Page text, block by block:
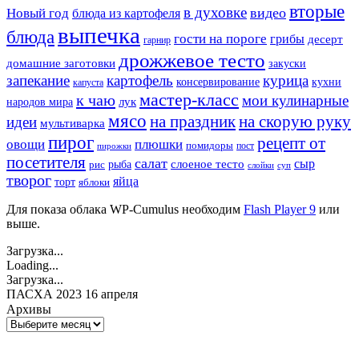
Новый год блюда из картофеля в духовке видео вторые
блюдавыпечка гарнир гости на пороге грибы десерт
домашние заготовки дрожжевое тесто закуски
запекание капуста картофель консервирование курица кухни
народов мира к чаю лук мастер-класс мои кулинарные
идеи мультиварка мясо на праздникна скорую руку
овощи пирог пирожки плюшки помидоры пост рецепт от
посетителя рис рыба салат слоеное тесто слойки суп сыр
творог торт яблоки яйца
Для показа облака WP-Cumulus необходим Flash Player 9 или
выше.
Загрузка...
Loading...
Загрузка...
ПАСХА 2023 16 апреля
Архивы
Архивы